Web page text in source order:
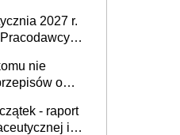
Fundusz
2027 r.
nie
o
- raport
i